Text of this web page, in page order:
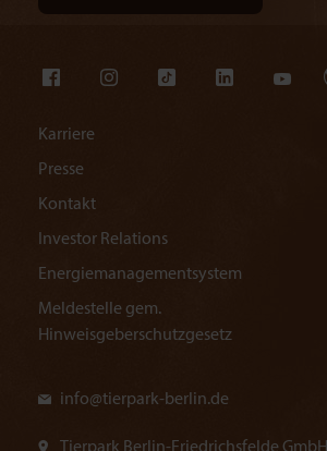
Karriere
Presse
Kontakt
Investor Relations
Energiemanagementsystem
Meldestelle gem.
Hinweisgeberschutzgesetz
info@tierpark-berlin.de
Tierpark Berlin-Friedrichsfelde GmbH